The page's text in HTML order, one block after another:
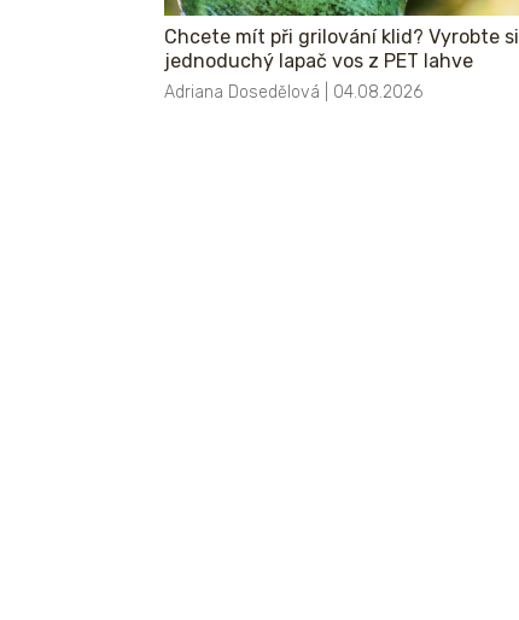
Chcete mít při grilování klid? Vyrobte si
jednoduchý lapač vos z PET lahve
Adriana Dosedělová | 04.08.2026